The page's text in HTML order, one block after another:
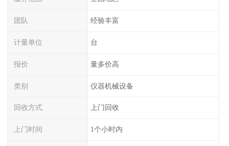
团队 经验丰富
计量单位 台
报价 量多价高
类别 仪器机械设备
回收方式 上门回收
上门时间 1个小时内